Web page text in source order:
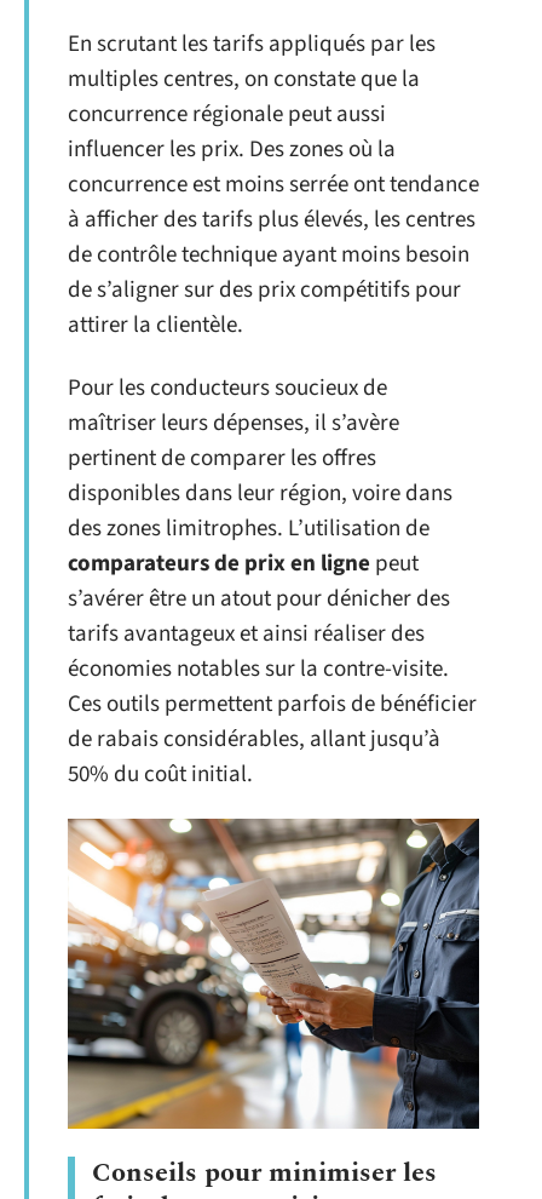
En scrutant les tarifs appliqués par les
multiples centres, on constate que la
concurrence régionale peut aussi
influencer les prix. Des zones où la
concurrence est moins serrée ont tendance
à afficher des tarifs plus élevés, les centres
de contrôle technique ayant moins besoin
de s’aligner sur des prix compétitifs pour
attirer la clientèle.
Pour les conducteurs soucieux de
maîtriser leurs dépenses, il s’avère
pertinent de comparer les offres
disponibles dans leur région, voire dans
des zones limitrophes. L’utilisation de
comparateurs de prix en ligne peut
s’avérer être un atout pour dénicher des
tarifs avantageux et ainsi réaliser des
économies notables sur la contre-visite.
Ces outils permettent parfois de bénéficier
de rabais considérables, allant jusqu’à
50% du coût initial.
Conseils pour minimiser les